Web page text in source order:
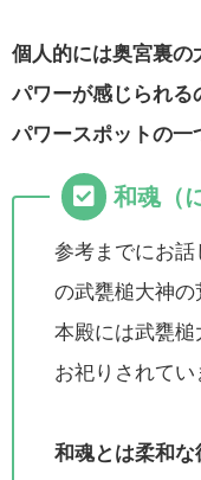
個人的には奥宮裏の
パワーが感じられる
パワースポットの一
和魂（
参考までにお
の武甕槌大神
本殿には武甕
お祀りされてい
和魂とは柔和な